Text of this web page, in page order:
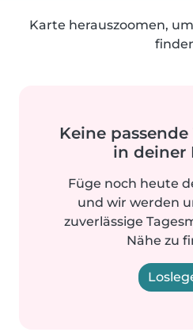
Karte herauszoomen,
Keine
in deiner
Füge noch heute
und wir werden
zuverlässige
Nähe zu